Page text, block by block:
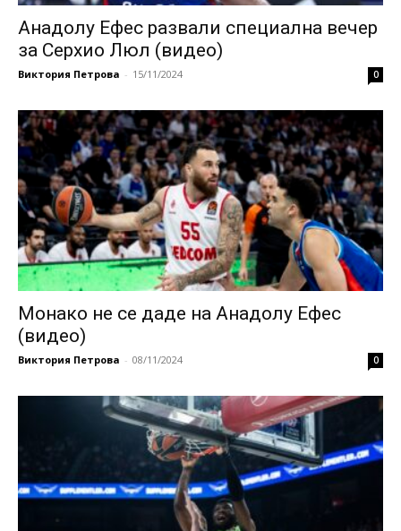
Анадолу Ефес развали специална вечер
за Серхио Люл (видео)
Виктория Петрова - 15/11/2024 0
Монако не се даде на Анадолу Ефес
(видео)
Виктория Петрова - 08/11/2024 0